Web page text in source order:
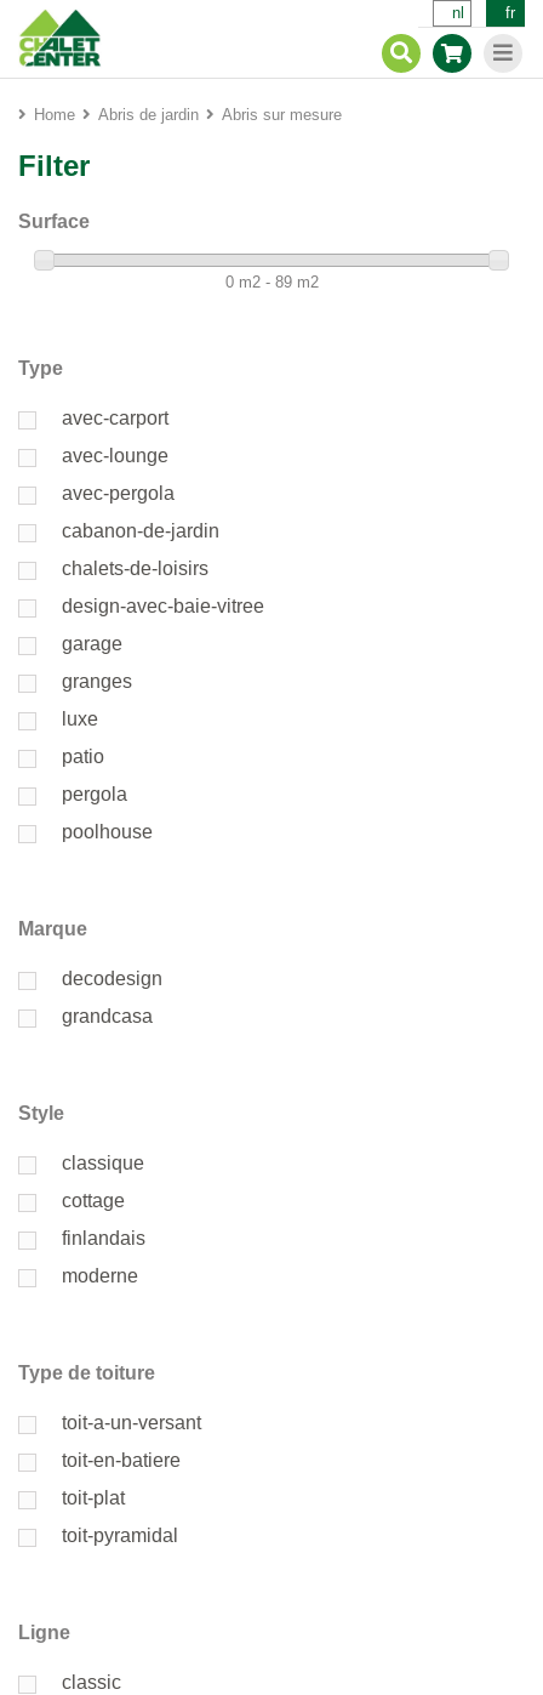
nl fr
Home Abris de jardin Abris sur mesure
Filter
Surface
0 m2 - 89 m2
Type
avec-carport
avec-lounge
avec-pergola
cabanon-de-jardin
chalets-de-loisirs
design-avec-baie-vitree
garage
granges
luxe
patio
pergola
poolhouse
Marque
decodesign
grandcasa
Style
classique
cottage
finlandais
moderne
Type de toiture
toit-a-un-versant
toit-en-batiere
toit-plat
toit-pyramidal
Ligne
classic